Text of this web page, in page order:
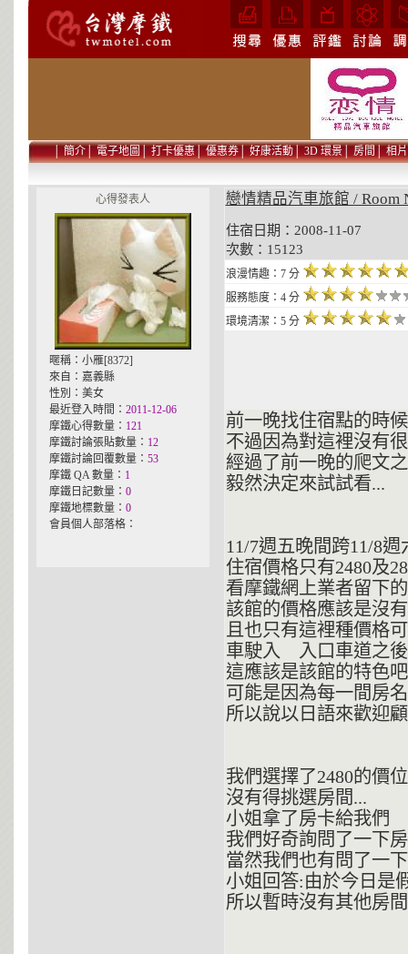
│簡介│電子地圖│打卡優惠│優惠券│好康活動│3D 環景│房間│相片
心得發表人
暱稱：小雁[8372]
來自：嘉義縣
性別：美女
最近登入時間： 2011-12-06
摩鐵心得數量： 121
摩鐵討論張貼數量： 12
摩鐵討論回覆數量： 53
摩鐵 QA 數量： 1
摩鐵日記數量： 0
摩鐵地標數量： 0
會員個人部落格：
戀情精品汽車旅館 / Room
住宿日期：2008-11-07
次數：15123
浪漫情趣：7 分
服務態度：4 分
環境清潔：5 分
前一晚找住宿點的時
不過因為對這裡沒有
經過了前一晚的爬文
毅然決定來試試看...
11/7週五晚間跨11/8
住宿價格只有2480及
看摩鐵網上業者留下
該館的價格應該是沒
且也只有這裡種價格
車駛入 入口車道之
這應該是該館的特
可能是因為每一間房
所以說以日語來歡迎
我們選擇了2480的價位
沒有得挑選房間...
小姐拿了房卡給我們
我們好奇詢問了一下
當然我們也有問了一
小姐回答:由於今日是
所以暫時沒有其他房